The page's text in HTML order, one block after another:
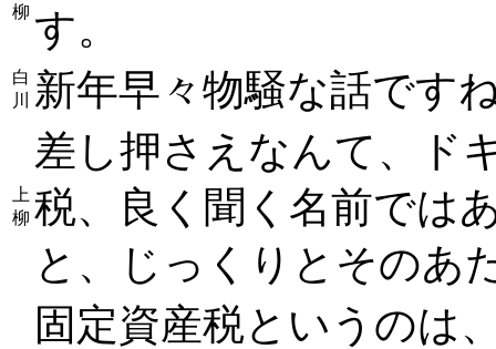
柳 す。
白
川
新年早々物騒な話です
上
柳
差し押さえなんて、ド
税、良く聞く名前では
と、じっくりとそのあ
固定資産税というのは